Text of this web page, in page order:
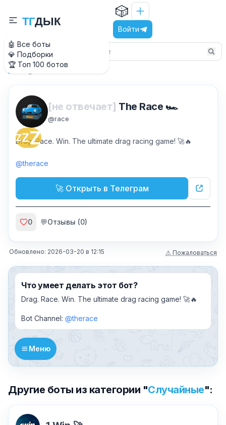
🤖 Все боты
💎 Подборки
🏆 Топ 100 ботов
ТГДЫК
🎲
Войти
Главная
ZZZ
[не отвечает] The Race 🏎
@race
Drag. Race. Win. The ultimate drag racing game! 🚀🔥
@therace
🚀 Открыть в Телеграм
0 💬Отзывы (0)
Обновлено: 2026-03-20 в 12:15 ⚠ Пожаловаться
Что умеет делать этот бот?
Drag. Race. Win. The ultimate drag racing game! 🚀🔥
Bot Channel: @therace
Меню
Другие боты из категории "Случайные":